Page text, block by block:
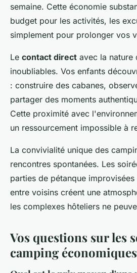
semaine. Cette économie
budget pour les activités, les
simplement pour prolonger vos
Le contact direct avec la nature
inoubliables. Vos enfants
: construire des cabanes,
partager des moments
Cette proximité avec
un ressourcement impossible à
La convivialité unique des
rencontres spontanées. Les
parties de pétanque
entre voisins créent une
les complexes hôteliers ne
Vos questions sur les
camping économiques